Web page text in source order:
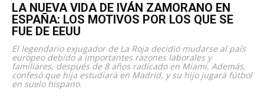
LA NUEVA VIDA DE IVÁN ZAMORANO EN
ESPAÑA: LOS MOTIVOS POR LOS QUE SE
FUE DE EEUU
El legendario exjugador de La Roja decidió mudarse al país
europeo debido a importantes razones laborales y
familiares, después de 8 años radicado en Miami. Además,
confesó que hija estudiará en Madrid, y su hijo jugará fútbol
en suelo hispano.